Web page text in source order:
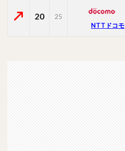
20
25
NTTドコモ